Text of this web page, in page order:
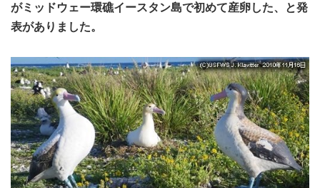
がミッドウェー環礁イースタン島で初めて産卵した、と発
表がありました。